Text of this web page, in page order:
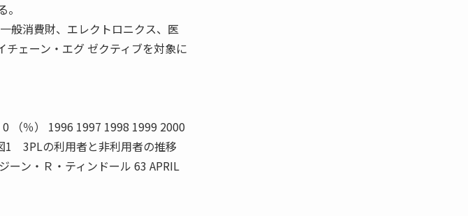
般消費財、エレクトロニクス、医
ェーン・エグ ゼクティブを対象に
（％） 1996 1997 1998 1999 2000
1 3PLの利用者と非利用者の推移
ーン・Ｒ・ティンドール 63 APRIL